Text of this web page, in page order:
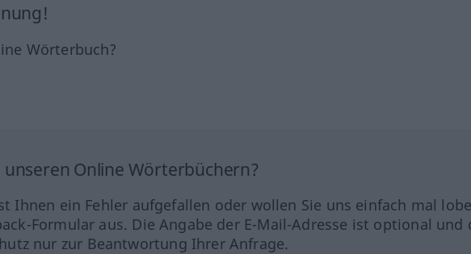
Wörterbuch?
unseren Online Wörterbüchern?
Ihnen ein Fehler aufgefallen oder wollen Sie uns einfach mal
Formular aus. Die Angabe der E-Mail-Adresse ist optional und
nur zur Beantwortung Ihrer Anfrage.